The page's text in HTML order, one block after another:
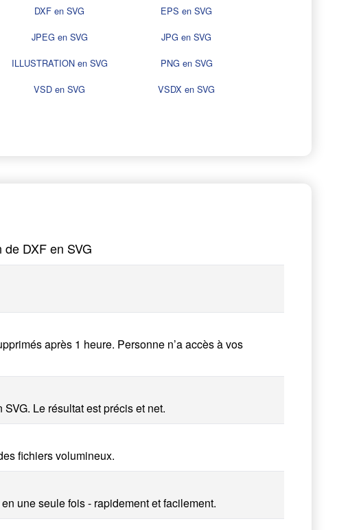
DXF en SVG
EPS en SVG
JPEG en SVG
JPG en SVG
ILLUSTRATION en SVG
PNG en SVG
VSD en SVG
VSDX en SVG
DXF en SVG
après 1 heure. Personne n’a accès à vos
Le résultat est précis et net.
fichiers volumineux.
une seule fois - rapidement et facilement.